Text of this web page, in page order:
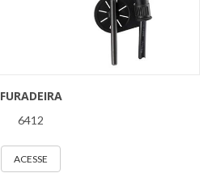
FURADEIRA
6412
ACESSE